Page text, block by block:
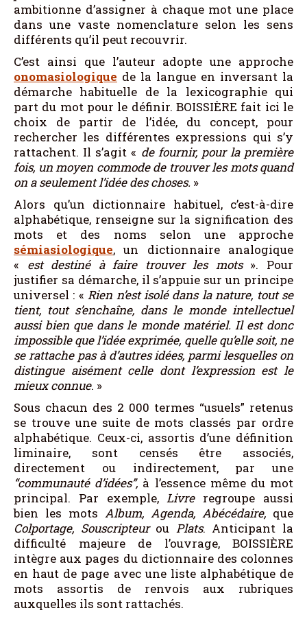
ambitionne d’assigner à chaque mot une place
dans une vaste nomenclature selon les sens
différents qu’il peut recouvrir.
C’est ainsi que l’auteur adopte une approche
onomasiologique de la langue en inversant la
démarche habituelle de la lexicographie qui
part du mot pour le définir. BOISSIÈRE fait ici le
choix de partir de l’idée, du concept, pour
rechercher les différentes expressions qui s’y
rattachent. Il s’agit « de fournir, pour la première
fois, un moyen commode de trouver les mots quand
on a seulement l’idée des choses. »
Alors qu’un dictionnaire habituel, c’est-à-dire
alphabétique, renseigne sur la signification des
mots et des noms selon une approche
sémiasiologique, un dictionnaire analogique
« est destiné à faire trouver les mots». Pour
justifier sa démarche, il s’appuie sur un principe
universel : «Rien n’est isolé dans la nature, tout se
tient, tout s’enchaîne, dans le monde intellectuel
aussi bien que dans le monde matériel. Il est donc
impossible que l’idée exprimée, quelle qu’elle soit, ne
se rattache pas à d’autres idées, parmi lesquelles on
distingue aisément celle dont l’expression est le
mieux connue. »
Sous chacun des 2 000 termes “usuels” retenus
se trouve une suite de mots classés par ordre
alphabétique. Ceux-ci, assortis d’une définition
liminaire, sont censés être associés,
directement ou indirectement, par une
“communauté d’idées”, à l’essence même du mot
principal. Par exemple,Livreregroupe aussi
bien les mots Album, Agenda, Abécédaire, que
Colportage, Souscripteurou Plats. Anticipant la
difficulté majeure de l’ouvrage, BOISSIÈRE
intègre aux pages du dictionnaire des colonnes
en haut de page avec une liste alphabétique de
mots assortis de renvois aux rubriques
auxquelles ils sont rattachés.